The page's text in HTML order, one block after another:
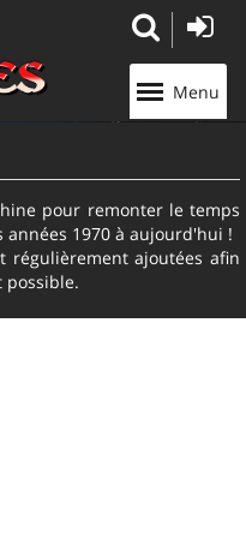
Menu
pour remonter le temps
1970 à aujourd'hui !
régulièrement ajoutées afin
possible.